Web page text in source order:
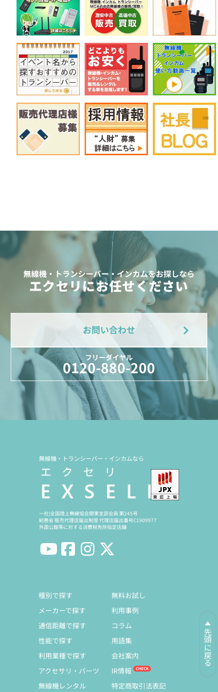
無線機・トランシーバー・インカムをお探しなら
エクセリにお任せください
お問い合わせ
フリーダイヤル
0120-880-200
先頭に戻る
無線機・トランシーバー・インカムなら
一社)全国陸上無線協会関東支部会員 第245号
総務省 販売代理店届出制度 代理店届出番号C1909977
外国公館等に対する消費税免除指定店舗
種別で探す
メーカーで探す
通信距離で探す
性能で探す
利用業種で探す
アクセサリ・パーツ
無線機レンタル
無料お試し
利用事例
コラム
用語集
会社案内
IR情報
特定商取引法表記